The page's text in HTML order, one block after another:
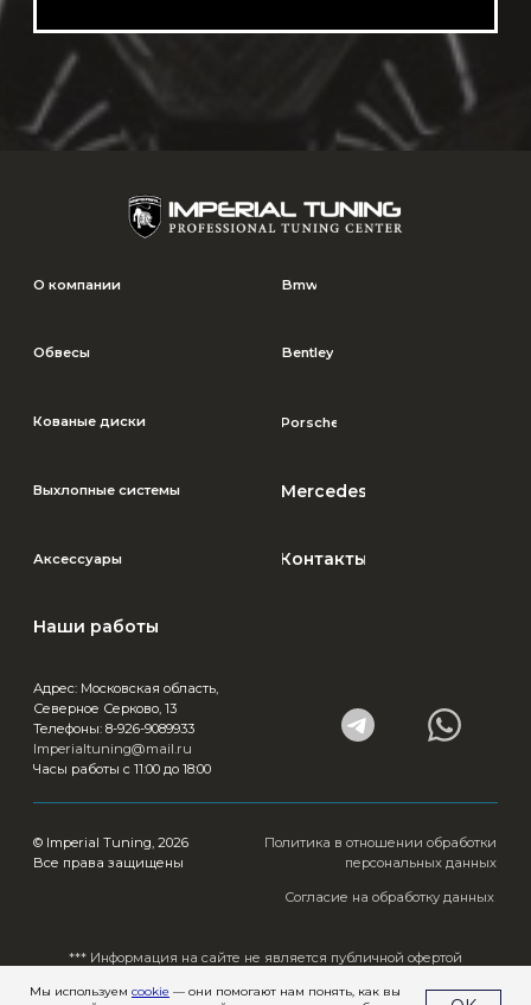
*** Информация на сайте не является публичной офертой
Мы используем cookie — они помогают нам понять, как вы